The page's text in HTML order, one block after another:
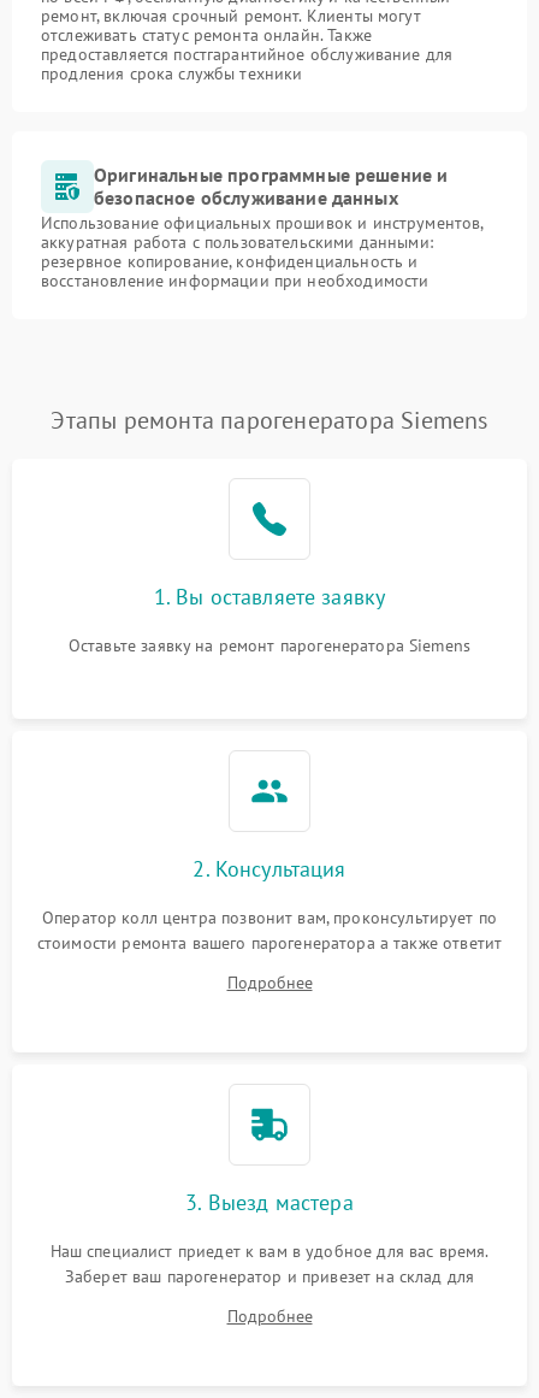
ремонт, включая срочный ремонт. Клиенты могут
отслеживать статус ремонта онлайн. Также
предоставляется постгарантийное обслуживание для
продления срока службы техники
Оригинальные программные решение и
безопасное обслуживание данных
Использование официальных прошивок и инструментов,
аккуратная работа с пользовательскими данными:
резервное копирование, конфиденциальность и
восстановление информации при необходимости
Этапы ремонта парогенератора Siemens
1. Вы оставляете заявку
Оставьте заявку на ремонт парогенератора Siemens
2. Консультация
Оператор колл центра позвонит вам, проконсультирует по
стоимости ремонта вашего парогенератора а также ответит
Подробнее
3. Выезд мастера
Наш специалист приедет к вам в удобное для вас время.
Заберет ваш парогенератор и привезет на склад для
Подробнее